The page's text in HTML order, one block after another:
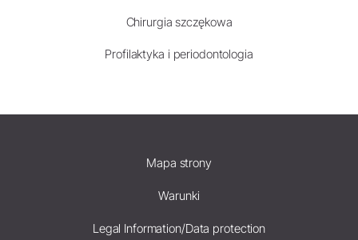
Chirurgia szczękowa
Profilaktyka i periodontologia
Mapa strony
Warunki
Legal Information/Data protection